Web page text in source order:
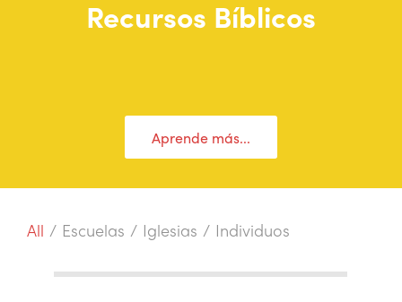
Recursos Bíblicos
Aprende más...
All / Escuelas / Iglesias / Individuos